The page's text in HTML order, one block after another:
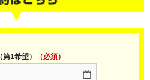
1希望） （必須）